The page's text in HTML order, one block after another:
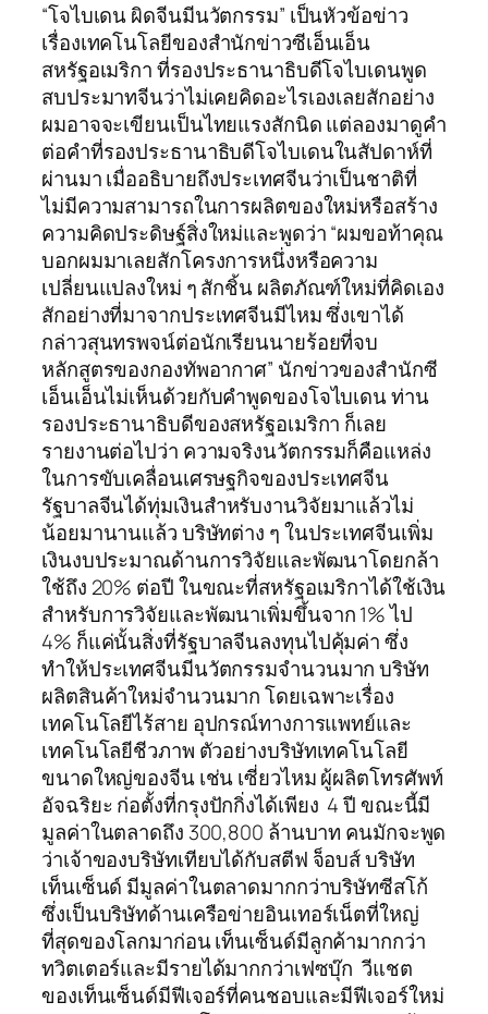
“โจไบเดน ผิดจีนมีนวัตกรรม” เป็นหัวข้อข่าว
เรื่องเทคโนโลยีของสำนักข่าวซีเอ็นเอ็น
สหรัฐอเมริกา ที่รองประธานาธิบดีโจไบเดนพูด
สบประมาทจีนว่าไม่เคยคิดอะไรเองเลยสักอย่าง
ผมอาจจะเขียนเป็นไทยแรงสักนิด แต่ลองมาดูคำ
ต่อคำที่รองประธานาธิบดีโจไบเดนในสัปดาห์ที่
ผ่านมา เมื่ออธิบายถึงประเทศจีนว่าเป็นชาติที่
ไม่มีความสามารถในการผลิตของใหม่หรือสร้าง
ความคิดประดิษฐ์สิ่งใหม่และพูดว่า “ผมขอท้าคุณ
บอกผมมาเลยสักโครงการหนึ่งหรือความ
เปลี่ยนแปลงใหม่ ๆ สักชิ้น ผลิตภัณฑ์ใหม่ที่คิดเอง
สักอย่างที่มาจากประเทศจีนมีไหม ซึ่งเขาได้
กล่าวสุนทรพจน์ต่อนักเรียนนายร้อยที่จบ
หลักสูตรของกองทัพอากาศ” นักข่าวของสำนักซี
เอ็นเอ็นไม่เห็นด้วยกับคำพูดของโจไบเดน ท่าน
รองประธานาธิบดีของสหรัฐอเมริกา ก็เลย
รายงานต่อไปว่า ความจริงนวัตกรรมก็คือแหล่ง
ในการขับเคลื่อนเศรษฐกิจของประเทศจีน
รัฐบาลจีนได้ทุ่มเงินสำหรับงานวิจัยมาแล้วไม่
น้อยมานานแล้ว บริษัทต่าง ๆ ในประเทศจีนเพิ่ม
เงินงบประมาณด้านการวิจัยและพัฒนาโดยกล้า
ใช้ถึง 20% ต่อปี ในขณะที่สหรัฐอเมริกาได้ใช้เงิน
สำหรับการวิจัยและพัฒนาเพิ่มขึ้นจาก 1% ไป
4% ก็แค่นั้นสิ่งที่รัฐบาลจีนลงทุนไปคุ้มค่า ซึ่ง
ทำให้ประเทศจีนมีนวัตกรรมจำนวนมาก บริษัท
ผลิตสินค้าใหม่จำนวนมาก โดยเฉพาะเรื่อง
เทคโนโลยีไร้สาย อุปกรณ์ทางการแพทย์และ
เทคโนโลยีชีวภาพ ตัวอย่างบริษัทเทคโนโลยี
ขนาดใหญ่ของจีน เช่น เซี่ยวไหม ผู้ผลิตโทรศัพท์
อัจฉริยะ ก่อตั้งที่กรุงปักกิ่งได้เพียง 4 ปี ขณะนี้มี
มูลค่าในตลาดถึง 300,800 ล้านบาท คนมักจะพูด
ว่าเจ้าของบริษัทเทียบได้กับสตีฟ จ็อบส์ บริษัท
เท็นเซ็นด์ มีมูลค่าในตลาดมากกว่าบริษัทซีสโก้
ซึ่งเป็นบริษัทด้านเครือข่ายอินเทอร์เน็ตที่ใหญ่
ที่สุดของโลกมาก่อน เท็นเซ็นด์มีลูกค้ามากกว่า
ทวิตเตอร์และมีรายได้มากกว่าเฟซบุ๊ก วีแชต
ของเท็นเซ็นด์มีฟีเจอร์ที่คนชอบและมีฟีเจอร์ใหม่